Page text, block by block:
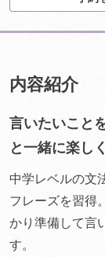
内容紹介
言いたいこと
と一緒に楽し
中学レベルの文
フレーズを習得
かり準備して言
す。